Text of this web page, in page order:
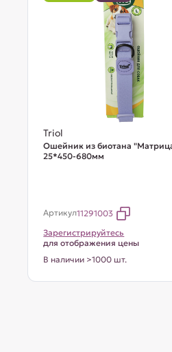
Triol
Ошейник из биотана
25*450-680мм
Артикул11291003
Зарегистрируйтесь
для отображения цены
В наличии >1000 шт.